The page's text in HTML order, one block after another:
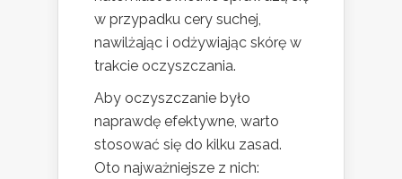
w przypadku cery suchej,
nawilżając i odżywiając skórę w
trakcie oczyszczania.
Aby oczyszczanie było
naprawdę efektywne, warto
stosować się do kilku zasad.
Oto najważniejsze z nich: